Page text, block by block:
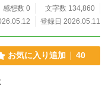
坂（ほさか）という二十代の
女が起こした保険金目当ての
かると思った互野、保坂の両
の二人の刑事は、死体の第
であった川畑、佐野、吉川と
二階に集めて、再現検証をす
いたという森という青年の
感想数 0
文字数 134,860
登録日 2026.05.11
お気に入り追加 40